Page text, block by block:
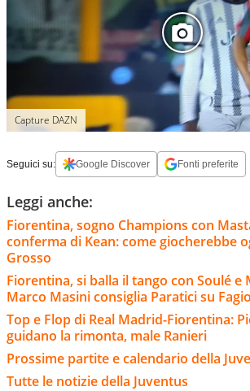
Capture DAZN
Seguici su: Google Discover Fonti preferite
Leggi anche:
Fiorentina, sogno Champions con
conferma di Kean: come giocherebbe
Grosso
Fiorentina, si balla il tango con Soulé e
Marco Masini consiglia Paratici su
Top e Flop di Real Madrid-Fiorentina:
guidano la rimonta, male Ranieri
Prossime partite e calendario della
Tutte le notizie della Juventus